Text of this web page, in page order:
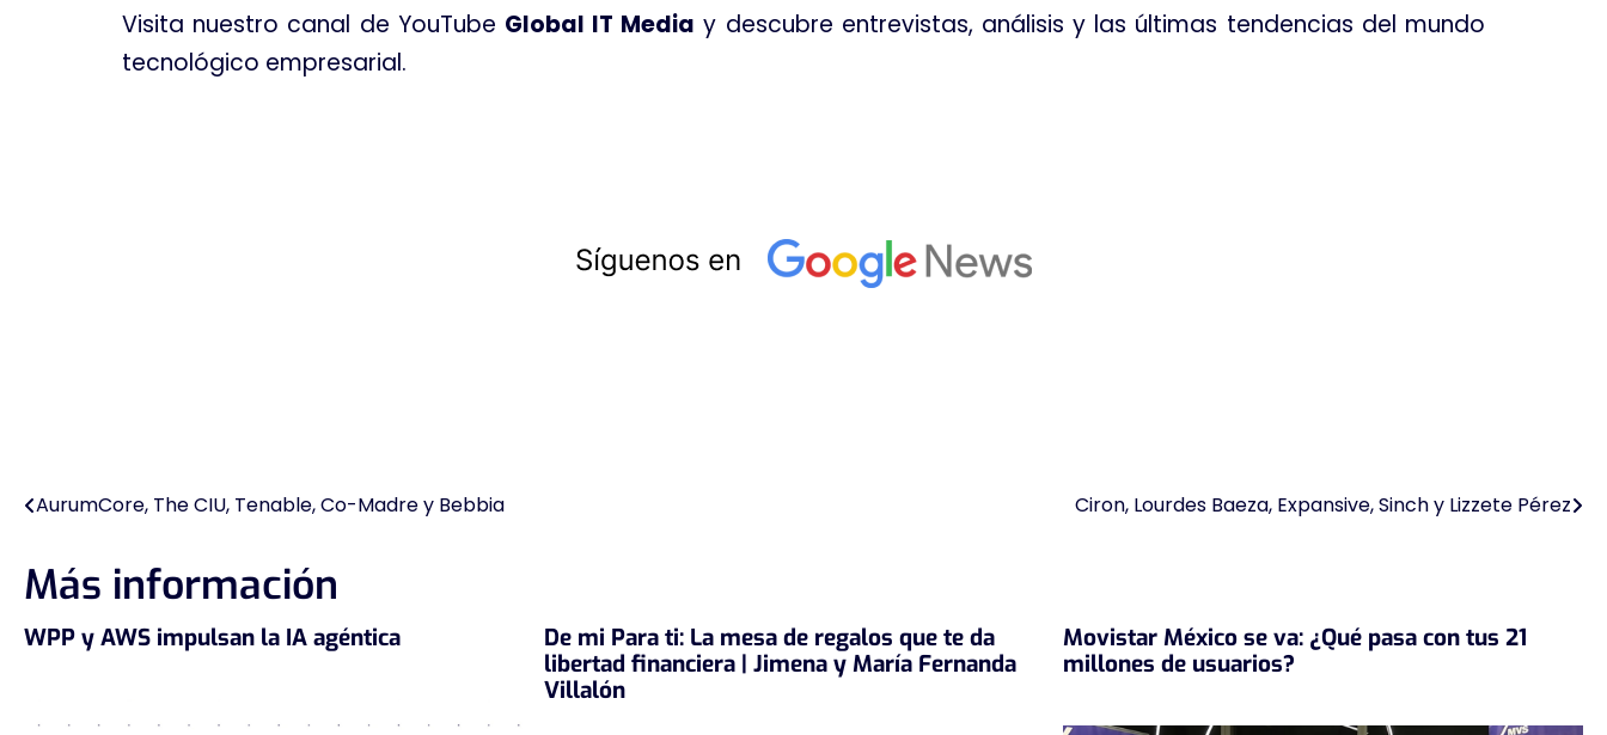
Visita nuestro canal de YouTube Global IT Media y descubre entrevistas, análisis y las últimas tendencias del mundo
tecnológico empresarial.
Navegación
entradas
AurumCore, The CIU, Tenable, Co-Madre y Bebbia Ciron, Lourdes Baeza, Expansive, Sinch y Lizzete Pérez
Más información
WPP y AWS impulsan la IA agéntica
De mi Para ti: La mesa de regalos que te da
libertad financiera | Jimena y María Fernanda
Villalón
Movistar México se va: ¿Qué pasa con tus 21
millones de usuarios?